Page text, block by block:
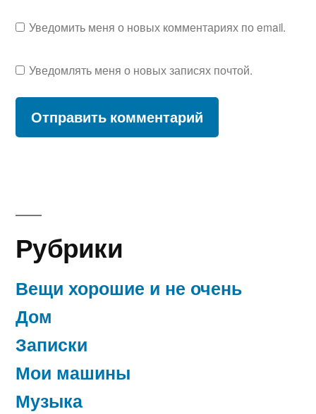
Уведомить меня о новых комментариях по email.
Уведомлять меня о новых записях почтой.
Рубрики
Вещи хорошие и не очень
Дом
Записки
Мои машины
Музыка